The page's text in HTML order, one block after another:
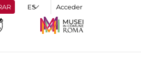
Acceder